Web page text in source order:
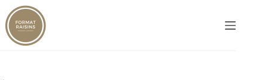
Passer
au
contenu